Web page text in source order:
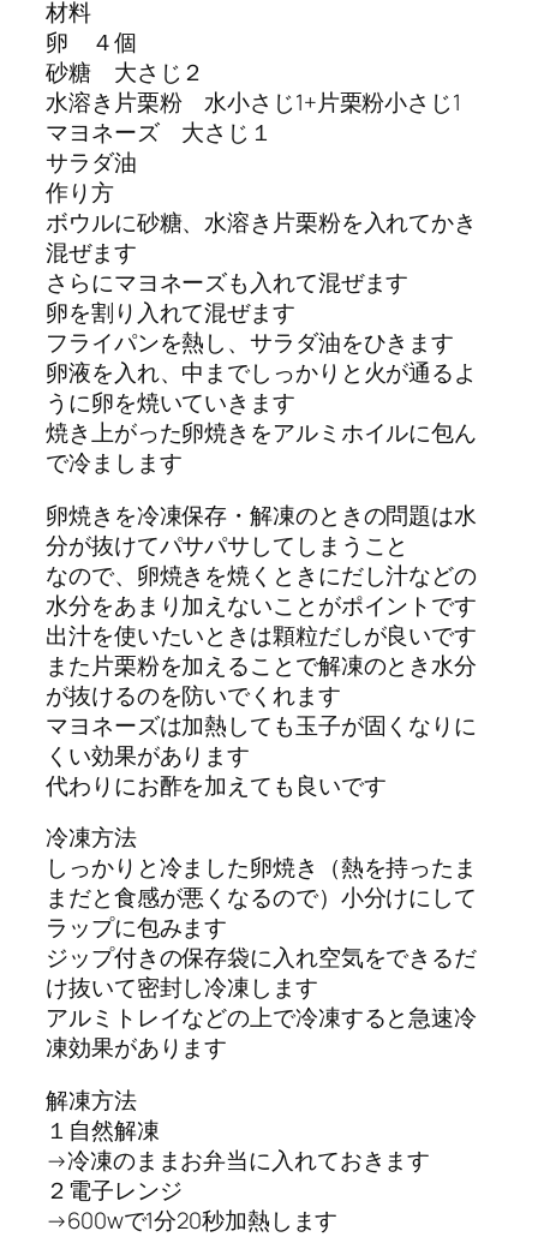
材料
卵 ４個
砂糖 大さじ２
水溶き片栗粉 水小さじ1+片栗粉小さじ1
マヨネーズ 大さじ１
サラダ油
作り方
ボウルに砂糖、水溶き片栗粉を入れてかき
混ぜます
さらにマヨネーズも入れて混ぜます
卵を割り入れて混ぜます
フライパンを熱し、サラダ油をひきます
卵液を入れ、中までしっかりと火が通るよ
うに卵を焼いていきます
焼き上がった卵焼きをアルミホイルに包ん
で冷まします
卵焼きを冷凍保存・解凍のときの問題は水
分が抜けてパサパサしてしまうこと
なので、卵焼きを焼くときにだし汁などの
水分をあまり加えないことがポイントです
出汁を使いたいときは顆粒だしが良いです
また片栗粉を加えることで解凍のとき水分
が抜けるのを防いでくれます
マヨネーズは加熱しても玉子が固くなりに
くい効果があります
代わりにお酢を加えても良いです
冷凍方法
しっかりと冷ました卵焼き（熱を持ったま
まだと食感が悪くなるので）小分けにして
ラップに包みます
ジップ付きの保存袋に入れ空気をできるだ
け抜いて密封し冷凍します
アルミトレイなどの上で冷凍すると急速冷
凍効果があります
解凍方法
１自然解凍
→冷凍のままお弁当に入れておきます
２電子レンジ
→600wで1分20秒加熱します